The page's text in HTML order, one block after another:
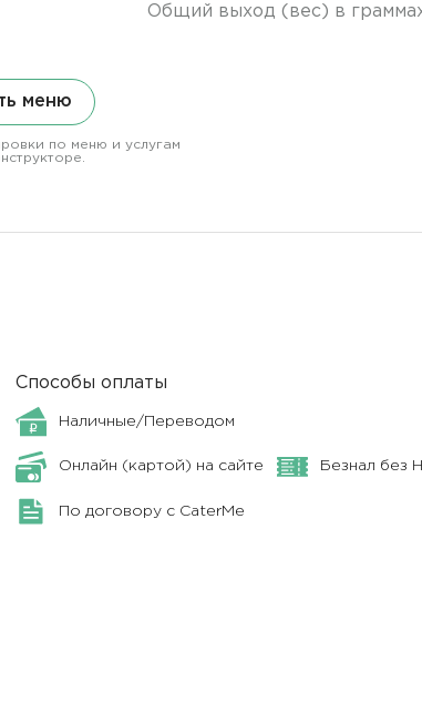
Общий выход (вес) в
меню
по меню и услугам
Способы оплаты
Наличные/Переводом
Онлайн (картой) на сайте Безнал без
По договору с CaterMe